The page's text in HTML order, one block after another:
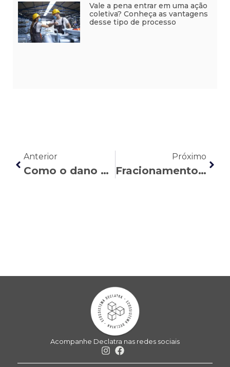
Vale a pena entrar em uma ação
coletiva? Conheça as vantagens
desse tipo de processo
Anterior
Como o dano existencial pode afetar os bancários
Próximo
Fracionamento das férias: o que mudou com a nova regra
Acompanhe Declatra nas redes sociais